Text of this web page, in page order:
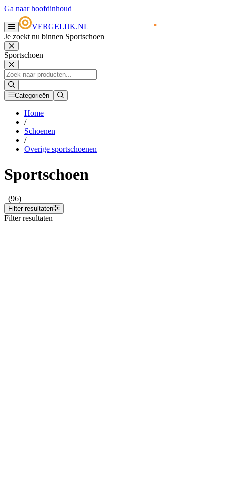
Ga naar hoofdinhoud
VERGELIJK.NL
Je zoekt nu binnen Sportschoen
Sportschoen
Categorieën
Home
/
Schoenen
/
Overige sportschoenen
Sportschoen
(96)
Filter resultaten
Filter resultaten